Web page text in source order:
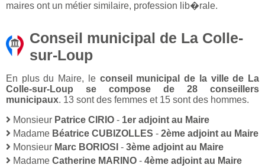
maires ont un métier similaire, profession lib�rale.
Conseil municipal de La Colle-
sur-Loup
En plus du Maire, le conseil municipal de la ville de La
Colle-sur-Loup se compose de 28 conseillers
municipaux. 13 sont des femmes et 15 sont des hommes.
Monsieur Patrice CIRIO - 1er adjoint au Maire
Madame Béatrice CUBIZOLLES - 2ème adjoint au Maire
Monsieur Marc BORIOSI - 3ème adjoint au Maire
Madame Catherine MARINO - 4ème adjoint au Maire